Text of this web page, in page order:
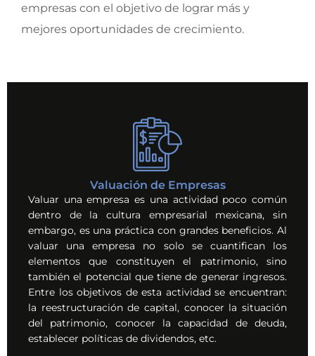
empresas con el objetivo de lograr más y
mejores oportunidades de crecimiento.
Valuación de Empresas
Valuar una empresa es una actividad poco común
dentro de la cultura empresarial mexicana, sin
embargo, es una práctica con grandes beneficios. Al
valuar una empresa no solo se cuantifican los
elementos que constituyen el patrimonio, sino
también el potencial que tiene de generar ingresos.
Entre los objetivos de esta actividad se encuentran:
la reestructuración de capital, conocer la situación
del patrimonio, conocer la capacidad de deuda,
establecer políticas de dividendos, etc.